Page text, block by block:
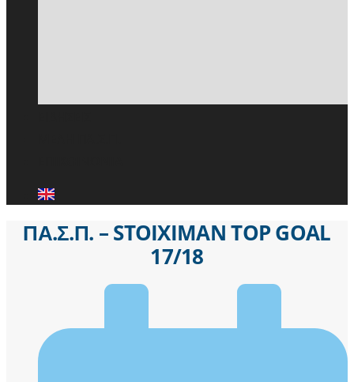
ΠΑ.Σ.Π. – STOIXIMAN TOP GOAL
17/18